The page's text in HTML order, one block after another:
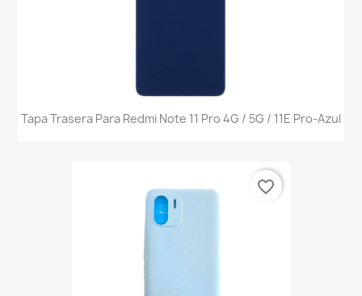
Tapa Trasera Para Redmi Note 11 Pro 4G / 5G / 11E Pro-Azul
favorite_border